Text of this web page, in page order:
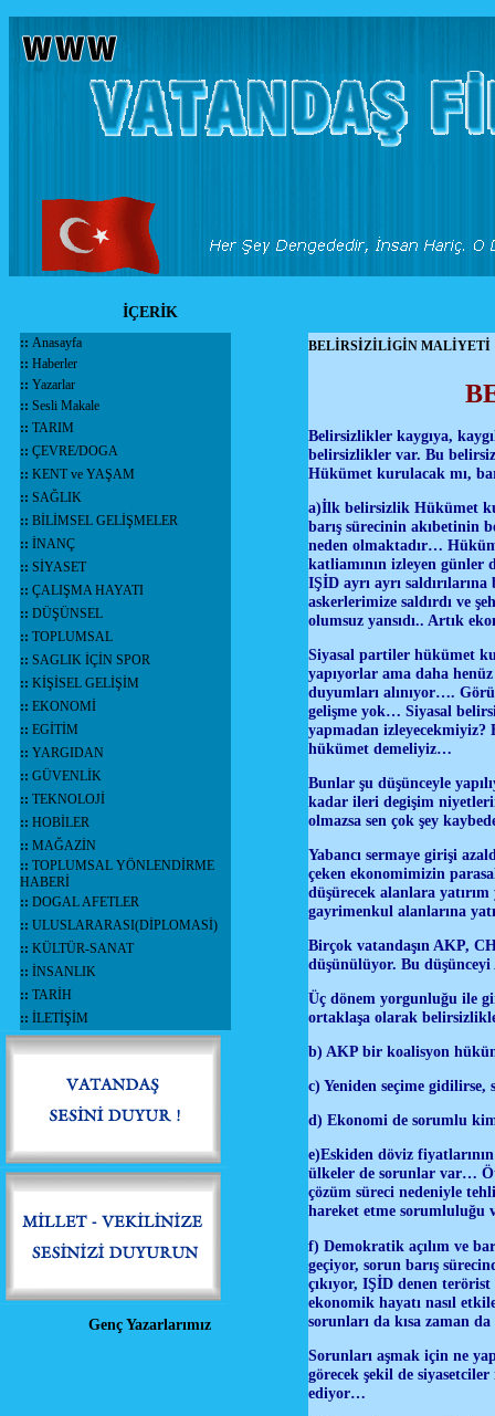
İÇERİK
:: Anasayfa
:: Haberler
:: Yazarlar
:: Sesli Makale
:: TARIM
:: ÇEVRE/DOGA
:: KENT ve YAŞAM
:: SAĞLIK
:: BİLİMSEL GELİŞMELER
:: İNANÇ
:: SİYASET
:: ÇALIŞMA HAYATI
:: DÜŞÜNSEL
:: TOPLUMSAL
:: SAGLIK İÇİN SPOR
:: KİŞİSEL GELİŞİM
:: EKONOMİ
:: EGİTİM
:: YARGIDAN
:: GÜVENLİK
:: TEKNOLOJİ
:: HOBİLER
:: MAĞAZİN
:: TOPLUMSAL YÖNLENDİRME
HABERİ
:: DOGAL AFETLER
:: ULUSLARARASI(DİPLOMASİ)
:: KÜLTÜR-SANAT
:: İNSANLIK
:: TARİH
:: İLETİŞİM
Genç Yazarlarımız
BELİRSİZİLİGİN MALİYETİ
Belirsizlikler kaygıya,
belirsizlikler var. Bu
Hükümet kurulacak mı,
a)İlk belirsizlik Hükümet
barış sürecinin akıbetinin
neden olmaktadır…
katliamının izleyen günler
IŞİD ayrı ayrı
askerlerimize saldırdı ve
olumsuz yansıdı.. Artık
Siyasal partiler hükümet
yapıyorlar ama daha
duyumları alınıyor….
gelişme yok… Siyasal
yapmadan
hükümet demeliyiz…
Bunlar şu düşünceyle
kadar ileri degişim
olmazsa sen çok şey
Yabancı sermaye girişi
çeken ekonomimizin
düşürecek alanlara
gayrimenkul alanlarına
Birçok vatandaşın AKP,
düşünülüyor. Bu
Üç dönem yorgunluğu ile
ortaklaşa olarak
b) AKP bir koalisyon
c) Yeniden seçime gidilirse,
d) Ekonomi de sorumlu
e)Eskiden döviz
ülkeler de sorunlar var…
çözüm süreci nedeniyle
hareket etme sorumluluğu
f) Demokratik açılım ve
geçiyor, sorun barış
çıkıyor, IŞİD denen
ekonomik hayatı nasıl
sorunları da kısa zaman
Sorunları aşmak için ne
görecek şekil de
ediyor…